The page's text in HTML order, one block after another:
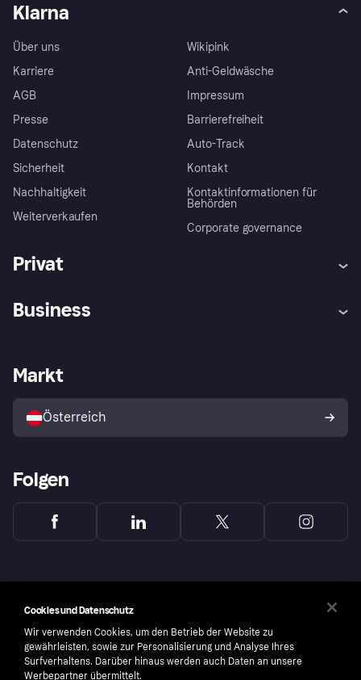
Klarna
Über uns
Karriere
AGB
Presse
Datenschutz
Sicherheit
Nachhaltigkeit
Weiterverkaufen
Wikipink
Anti-Geldwäsche
Impressum
Barrierefreiheit
Auto-Track
Kontakt
Kontaktinformationen für
Behörden
Corporate governance
Privat
Shops entdecken
Business
Händlerportal
Markt
Österreich
Folgen
Cookies und Datenschutz
Wir verwenden Cookies, um den Betrieb der Website zu
gewährleisten, sowie zur Personalisierung und Analyse Ihres
Surfverhaltens. Darüber hinaus werden auch Daten an unsere
Werbepartner übermittelt.